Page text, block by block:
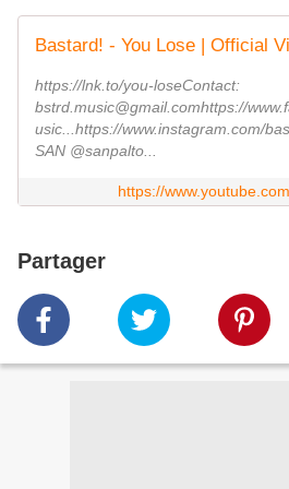
Bastard! - You Lose | Official
https://lnk.to/you-loseContact:
bstrd.music@gmail.comhttps://
usic...​https://
SAN @sanpalto...
https://
Partager